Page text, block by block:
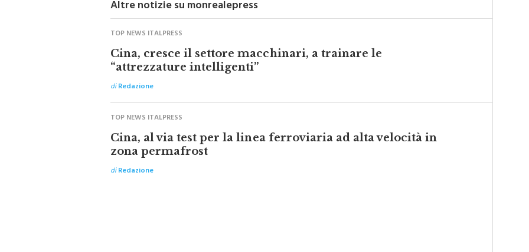
Altre notizie su monrealepress
TOP NEWS ITALPRESS
Cina, cresce il settore macchinari, a trainare le
“attrezzature intelligenti”
di Redazione
TOP NEWS ITALPRESS
Cina, al via test per la linea ferroviaria ad alta velocità in
zona permafrost
di Redazione